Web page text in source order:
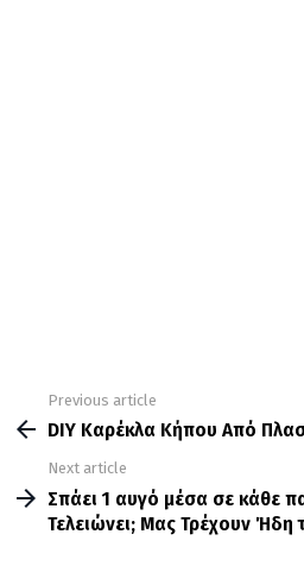
more
Previous article
DIY Καρέκλα Κήπου Από
Next article
Σπάει 1 αυγό μέσα σε κάθε
Τελειώνει; Μας Τρέχουν Ήδη